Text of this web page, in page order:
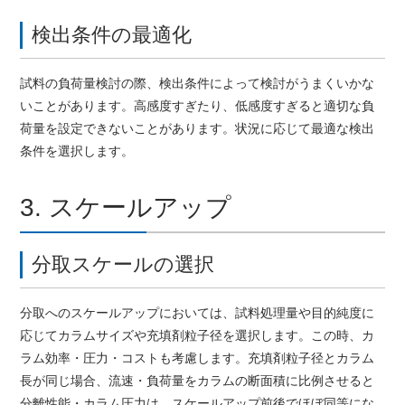
検出条件の最適化
試料の負荷量検討の際、検出条件によって検討がうまくいかな
いことがあります。高感度すぎたり、低感度すぎると適切な負
荷量を設定できないことがあります。状況に応じて最適な検出
条件を選択します。
3. スケールアップ
分取スケールの選択
分取へのスケールアップにおいては、試料処理量や目的純度に
応じてカラムサイズや充填剤粒子径を選択します。この時、カ
ラム効率・圧力・コストも考慮します。充填剤粒子径とカラム
長が同じ場合、流速・負荷量をカラムの断面積に比例させると